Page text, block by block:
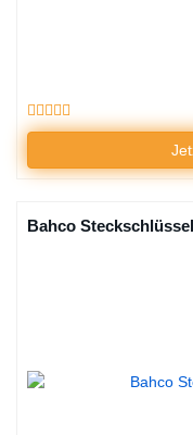
Bahco